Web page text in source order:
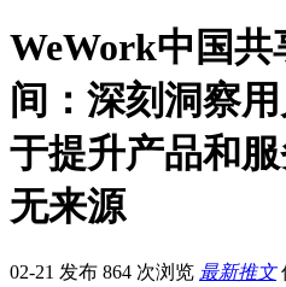
WeWork中国
间：深刻洞察
于提升产品和
无来源
02-21 发布 864 次浏览 最新推文